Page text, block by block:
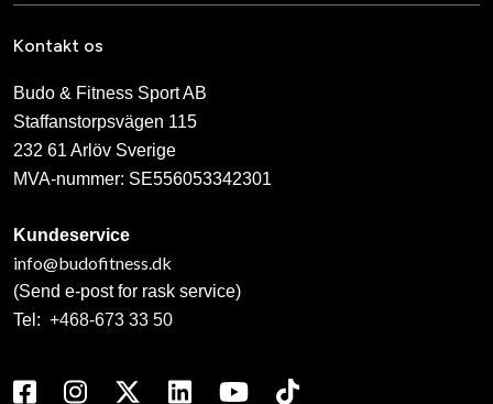
Kontakt os
Budo & Fitness Sport AB
Staffanstorpsvägen 115
232 61 Arlöv Sverige
MVA-nummer: SE556053342301
Kundeservice
info@budofitness.dk
(Send e-post for rask service)
Tel: +468-673 33 50